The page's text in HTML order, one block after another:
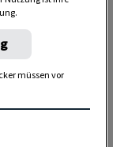
müssen vor